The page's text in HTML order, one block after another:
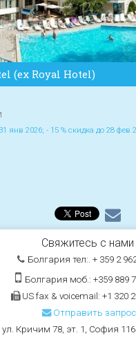
(ex Royal Hotel)
янв 2026; - 15 % скидка до 28 фев
Свяжитесь с нами
Болгария тел:. + 359 2
Болгария моб.: +359 889
US fax & voicemail: +1 320
Отправить запрос
ул. Кричим 78, эт. 1, София